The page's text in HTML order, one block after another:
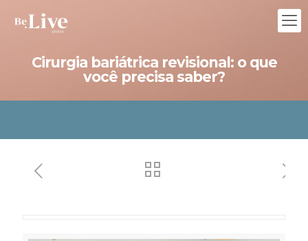
Cirurgia bariátrica revisional: o que
você precisa saber?